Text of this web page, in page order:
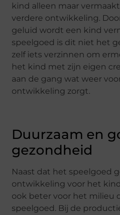
kind alleen maar
verdere ontwikkeling.
geluid wordt een kind
speelgoed is dit niet het
zelf iets verzinnen om
het kind met zijn eigen
aan de gang wat weer
ontwikkeling zorgt.
Duurzaam en
gezondheid
Naast dat het speelgoed
ontwikkeling voor het
ook beter voor het milieu
speelgoed. Bij de